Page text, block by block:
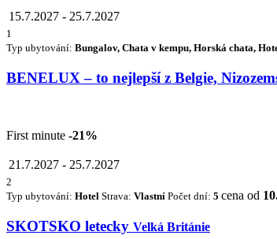
15.7.2027 - 25.7.2027
1
Typ ubytování: Bungalov, Chata v kempu, Horská chata,
BENELUX – to nejlepší z Belgie,
First minute -21%
21.7.2027 - 25.7.2027
2
Typ ubytování: Hotel Strava: Vlastní Počet dní: 5 cena od
SKOTSKO letecky Velká Británie